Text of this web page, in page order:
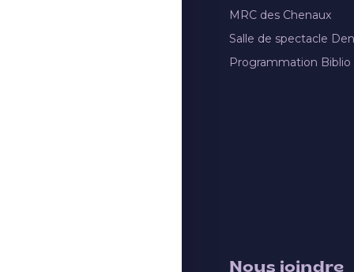
MRC des Chenaux
Salle de spectacle
Programmation Biblio
Nous joindre